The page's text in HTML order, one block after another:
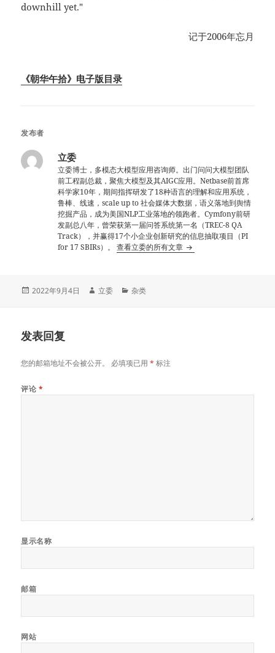
downhill yet."
记于2006年忘月
《朝华午拾》电子版目录
发布者
立委
立委博士，多模态大模型应用咨询师。出门问问大模型团队
前工程副总裁，聚焦大模型及其AIGC应用。Netbase前首席
科学家10年，期间指挥研发了18种语言的理解和应用系统，
鲁棒、线速，scale up to 社会媒体大数据，语义落地到舆情
挖掘产品，成为美国NLP工业落地的领跑者。Cymfony前研
发副总八年，曾荣获第一届问答系统第一名（TREC-8 QA
Track），并赢得17个小企业创新研究的信息抽取项目（PI
for 17 SBIRs）。查看立委的所有文章
发
2022年9月4日
作
立委
分
杂类
发表回复
您的邮箱地址不会被公开。 必填项已用* 标注
评论 *
显示名称
邮箱
网站